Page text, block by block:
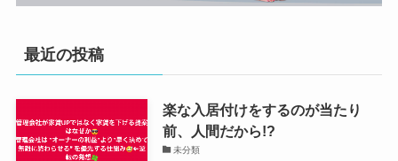
最近の投稿
楽な入居付けをするのが当たり
前、人間だから!?
未分類